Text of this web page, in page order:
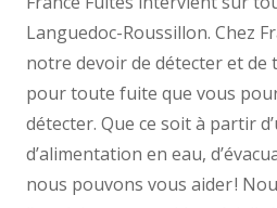
Languedoc-Roussillon. Chez
notre devoir de détecter et
pour toute fuite que vous
détecter. Que ce soit à partir
d’alimentation en eau,
nous pouvons vous aider !